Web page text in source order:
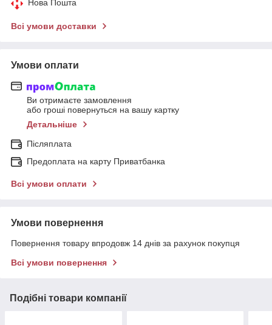
Нова Пошта
Всі умови доставки
Умови оплати
Ви отримаєте замовлення
або гроші повернуться на вашу картку
Детальніше
Післяплата
Предоплата на карту Приватбанка
Всі умови оплати
Умови повернення
Повернення товару впродовж 14 днів за рахунок покупця
Всі умови повернення
Подібні товари компанії